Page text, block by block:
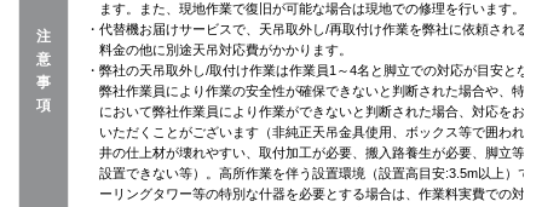
注
意
事
項
ます。また、現地作業で復旧が可能な場合は現地での修理を行います。
・代替機お届けサービスで、天吊取外し/再取付け作業を弊社に依頼される
料金の他に別途天吊対応費がかかります。
・弊社の天吊取外し/取付け作業は作業員1～4名と脚立での対応が目安とな
弊社作業員により作業の安全性が確保できないと判断された場合や、特殊
において弊社作業員により作業ができないと判断された場合、対応をお断
いただくことがございます（非純正天吊金具使用、ボックス等で囲われて
井の仕上材が壊れやすい、取付加工が必要、搬入路養生が必要、脚立等が
設置できない等）。高所作業を伴う設置環境（設置高目安:3.5m以上）で
ーリングタワー等の特別な什器を必要とする場合は、作業料実費での対応